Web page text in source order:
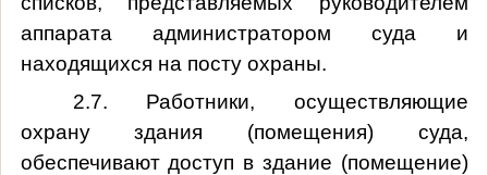
аппарата администратором суда и
находящихся на посту охраны.
2.7. Работники, осуществляющие
охрану здания (помещения) суда,
обеспечивают доступ в здание (помещение)